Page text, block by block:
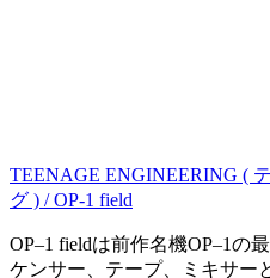
TEENAGE ENGINEERING (
グ ) / OP-1 field
OP–1 fieldは前作名機OP–1の
ケンサー、テープ、ミキサー